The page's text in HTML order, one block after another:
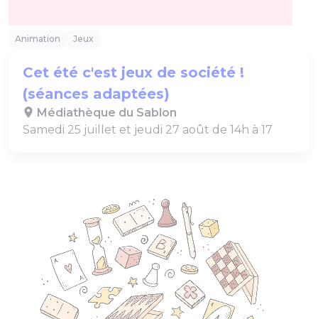
Animation Jeux
Cet été c'est jeux de société !
(séances adaptées)
Médiathèque du Sablon
Samedi 25 juillet et jeudi 27 août de 14h à 17